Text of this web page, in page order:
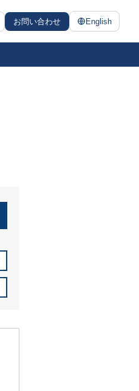
お問い合わせ English